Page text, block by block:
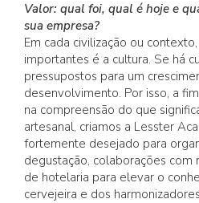
Valor: qual foi, qual é hoje e
sua empresa?
Em cada civilização ou
importantes é a cultura. Se há
pressupostos para um
desenvolvimento. Por isso, a
na compreensão do que
artesanal, criamos a Lesster
fortemente desejado para
degustação, colaborações com
de hotelaria para elevar o
cervejeira e dos